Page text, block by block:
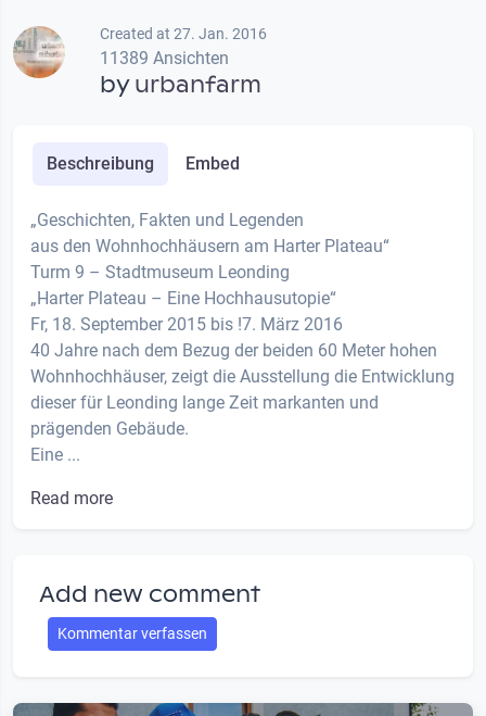
Created at 27. Jan. 2016
11389 Ansichten
byurbanfarm
Beschreibung Embed
„Geschichten, Fakten und Legenden
aus den Wohnhochhäusern am Harter Plateau“
Turm 9 – Stadtmuseum Leonding
„Harter Plateau – Eine Hochhausutopie“
Fr, 18. September 2015 bis !7. März 2016
40 Jahre nach dem Bezug der beiden 60 Meter hohen
Wohnhochhäuser, zeigt die Ausstellung die Entwicklung
dieser für Leonding lange Zeit markanten und
prägenden Gebäude.
Eine ...
Read more
Add new comment
Kommentar verfassen